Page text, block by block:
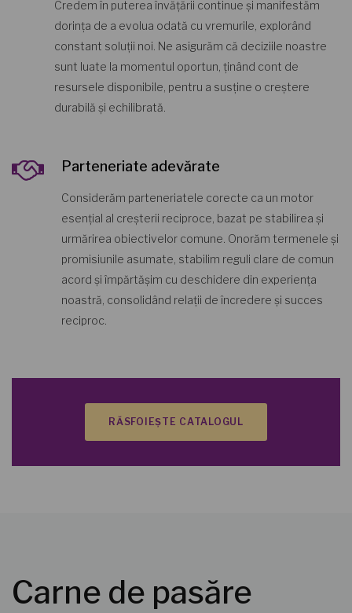
Credem în puterea învățării continue și manifestăm
dorința de a evolua odată cu vremurile, explorând
constant soluții noi. Ne asigurăm că deciziile noastre
sunt luate la momentul oportun, ținând cont de
resursele disponibile, pentru a susține o creștere
durabilă și echilibrată.
Parteneriate adevărate
Considerăm parteneriatele corecte ca un motor
esențial al creșterii reciproce, bazat pe stabilirea și
urmărirea obiectivelor comune. Onorăm termenele și
promisiunile asumate, stabilim reguli clare de comun
acord și împărtășim cu deschidere din experiența
noastră, consolidând relații de încredere și succes
reciproc.
RĂSFOIEȘTE CATALOGUL
Carne de pasăre